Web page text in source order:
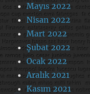
Mayıs 2022
Nisan 2022
Mart 2022
Şubat 2022
Ocak 2022
Aralık 2021
Kasım 2021